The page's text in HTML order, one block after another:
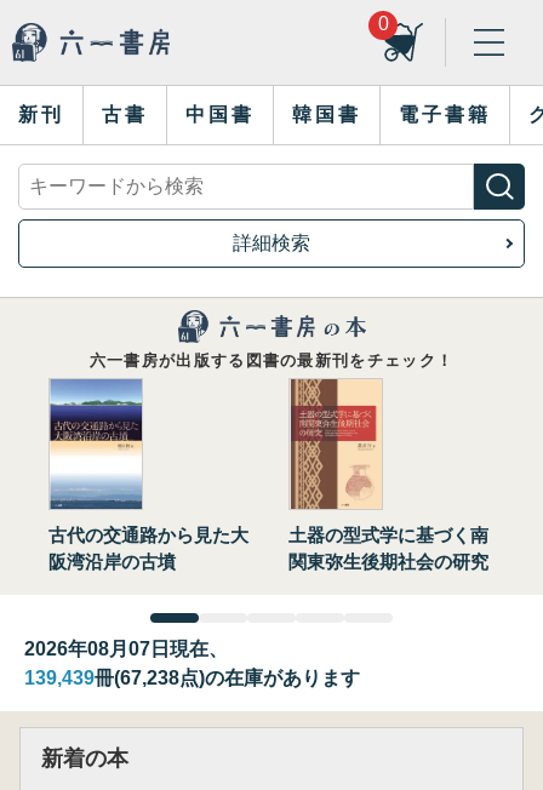
0
新刊 古書 中国書 韓国書 電子書籍
詳細検索
六一書房が出版する図書の最新刊をチェック！
古代の交通路から見た大
阪湾沿岸の古墳
土器の型式学に基づく南
関東弥生後期社会の研究
2026年08月07日現在、
139,439冊(67,238点)の在庫があります
新着の本